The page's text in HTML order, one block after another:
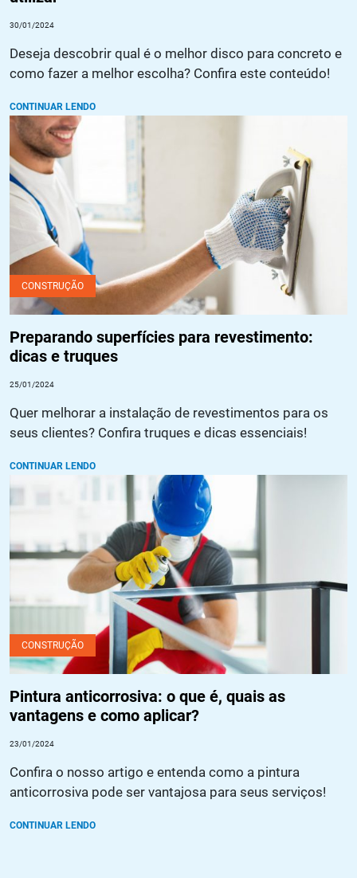
30/01/2024
Deseja descobrir qual é o melhor disco para concreto e
como fazer a melhor escolha? Confira este conteúdo!
CONTINUAR LENDO
Preparando superfícies para revestimento: dicas e truques
CONSTRUÇÃO
Preparando superfícies para revestimento:
dicas e truques
25/01/2024
Quer melhorar a instalação de revestimentos para os
seus clientes? Confira truques e dicas essenciais!
CONTINUAR LENDO
Pintura anticorrosiva: o que é, quais as vantagens e como
aplicar?
CONSTRUÇÃO
Pintura anticorrosiva: o que é, quais as
vantagens e como aplicar?
23/01/2024
Confira o nosso artigo e entenda como a pintura
anticorrosiva pode ser vantajosa para seus serviços!
CONTINUAR LENDO